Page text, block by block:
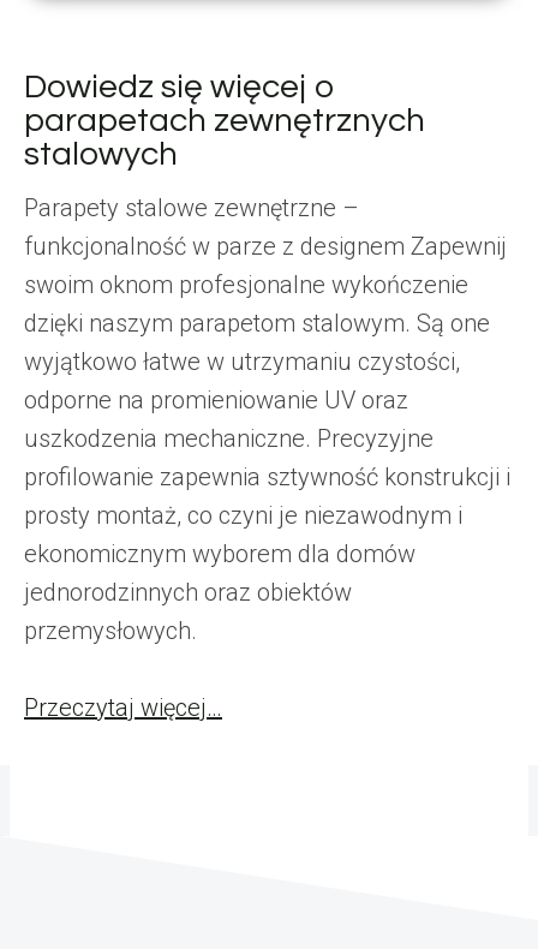
Dowiedz się więcej o
parapetach zewnętrznych
stalowych
Parapety stalowe zewnętrzne –
funkcjonalność w parze z designem Zapewnij
swoim oknom profesjonalne wykończenie
dzięki naszym parapetom stalowym. Są one
wyjątkowo łatwe w utrzymaniu czystości,
odporne na promieniowanie UV oraz
uszkodzenia mechaniczne. Precyzyjne
profilowanie zapewnia sztywność konstrukcji i
prosty montaż, co czyni je niezawodnym i
ekonomicznym wyborem dla domów
jednorodzinnych oraz obiektów
przemysłowych.
Przeczytaj więcej…